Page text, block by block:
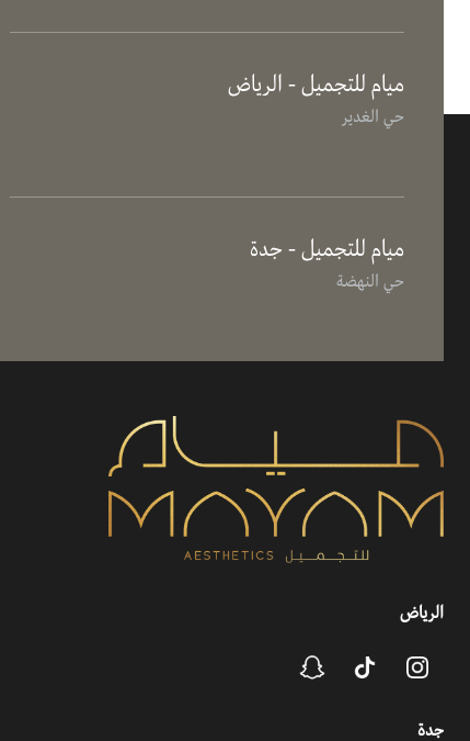
ميام للتجميل - الرياض
حي الغدير
ميام للتجميل - جدة
حي النهضة
الرياض
جدة